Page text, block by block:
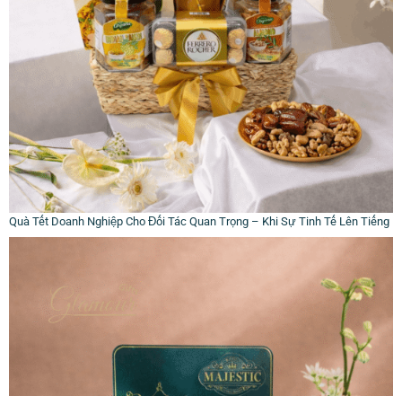
Quà Tết Doanh Nghiệp Cho Đối Tác Quan Trọng – Khi Sự Tinh Tế Lên Tiếng